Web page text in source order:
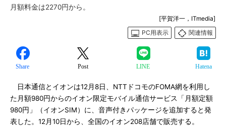
月額料金は2270円から。
[平賀洋一，ITmedia]
PC用表示
関連情報
Share Post LINE Hatena
日本通信とイオンは12月8日、NTTドコモのFOMA網を利用し
た月額980円からのイオン限定モバイル通信サービス「月額定額
980円」（イオンSIM）に、音声付きパッケージを追加すると発
表した。12月10日から、全国のイオン208店舗で販売する。